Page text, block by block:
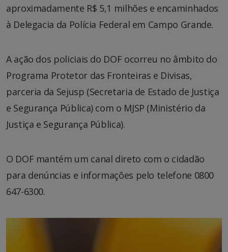
aproximadamente R$ 5,1 milhões e encaminhados
à Delegacia da Polícia Federal em Campo Grande.
A ação dos policiais do DOF ocorreu no âmbito do
Programa Protetor das Fronteiras e Divisas,
parceria da Sejusp (Secretaria de Estado de Justiça
e Segurança Pública) com o MJSP (Ministério da
Justiça e Segurança Pública).
O DOF mantém um canal direto com o cidadão
para denúncias e informações pelo telefone 0800
647-6300.